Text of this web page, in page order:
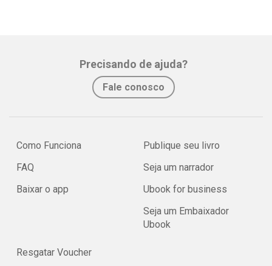
Precisando de ajuda?
Fale conosco
Como Funciona
FAQ
Baixar o app
Publique seu livro
Seja um narrador
Ubook for business
Seja um Embaixador
Ubook
Resgatar Voucher